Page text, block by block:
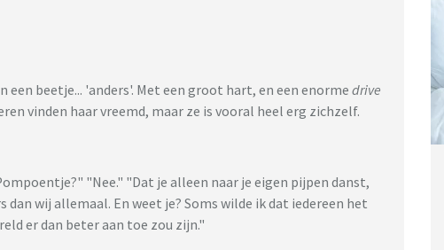
een beetje... 'anders'. Met een groot hart, en een enorme drive
vinden haar vreemd, maar ze is vooral heel erg zichzelf.
"Nee." "Dat je alleen naar je eigen pijpen danst,
wij allemaal. En weet je? Soms wilde ik dat iedereen het
er dan beter aan toe zou zijn."